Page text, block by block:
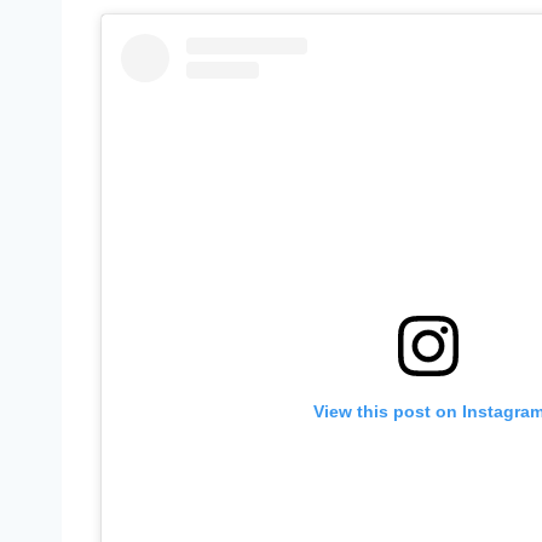
View this post on